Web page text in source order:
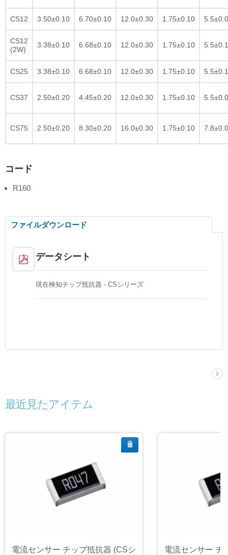
CS12 3.50±0.10 6.70±0.10 12.0±0.30 1.75±0.10
CS12
(2W)
3.38±0.10 6.68±0.10 12.0±0.30 1.75±0.10
CS25 3.38±0.10 6.68±0.10 12.0±0.30 1.75±0.10
CS37 2.50±0.20 4.45±0.20 12.0±0.30 1.75±0.10
CS75 2.50±0.20 8.30±0.20 16.0±0.30 1.75±0.10
コード
R160
ファイルダウンロード
データシート
現在検知チップ抵抗器 - CSシリーズ
最近見たアイテム
電流センサー チップ抵抗器 (CSシ
電流センサー チ